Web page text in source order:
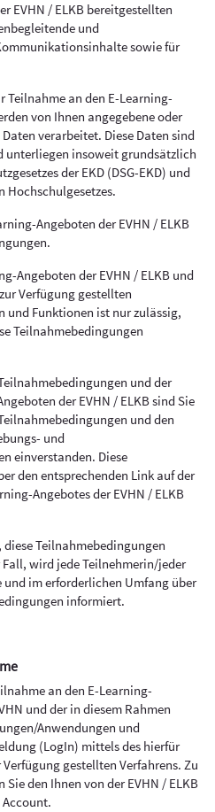
EVHN / ELKB bereitgestellten
und
sowie für
Teilnahme an den E-Learning-
von Ihnen angegebene oder
verarbeitet. Diese Daten sind
unterliegen insoweit grundsätzlich
der EKD (DSG-EKD) und
Hochschulgesetzes.
Angeboten der EVHN / ELKB
Angeboten der EVHN / ELKB und
Verfügung gestellten
und Funktionen ist nur zulässig,
Teilnahmebedingungen
und der
der EVHN / ELKB sind Sie
und den
und
einverstanden. Diese
den entsprechenden Link auf der
Angebotes der EVHN / ELKB
diese Teilnahmebedingungen
wird jede Teilnehmerin/jeder
und im erforderlichen Umfang über
informiert.
an den E-Learning-
und der in diesem Rahmen
Anwendungen und
(LogIn) mittels des hierfür
Verfügung gestellten Verfahrens. Zu
den Ihnen von der EVHN / ELKB